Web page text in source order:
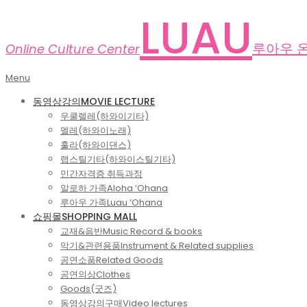
Online Culture Center LUAU 루아우
Primary
Menu
Menu
동영상강의MOVIE LECTURE
우쿨렐레(하와이기타)
멜레(하와이노래)
훌라(하와이댄스)
랩스틸기타(하와이스틸기타)
민간자격증 취득과정
알로하 가족Aloha ‘Ohana
루아우 가족Luau ‘Ohana
쇼핑몰SHOPPING MALL
교재&음반Music Record & books
악기&관련용품Instrument & Related supplies
공연소품Related Goods
공연의상Clothes
Goods(굿즈)
동영상강의구매Video lectures